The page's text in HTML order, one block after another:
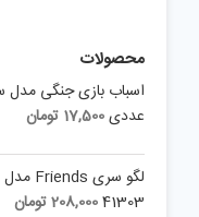
محصولات
عددی17,500 تومان
41303
208,000تومان